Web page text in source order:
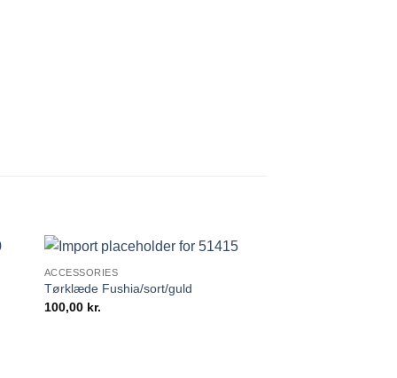
ACCESSORIES
Tørklæde Fushia/sort/guld
100,00 kr.